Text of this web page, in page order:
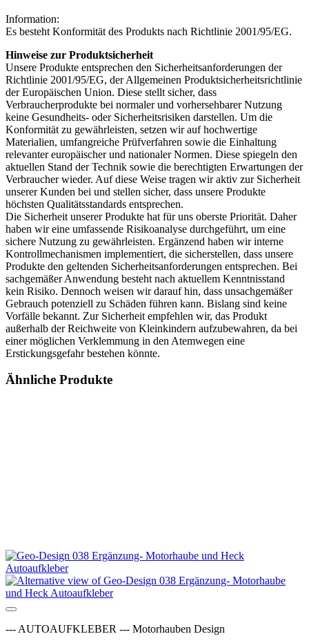
Information:
Es besteht Konformität des Produkts nach Richtlinie 2001/95/EG.
Hinweise zur Produktsicherheit
Unsere Produkte entsprechen den Sicherheitsanforderungen der
Richtlinie 2001/95/EG, der Allgemeinen Produktsicherheitsrichtlinie
der Europäischen Union. Diese stellt sicher, dass
Verbraucherprodukte bei normaler und vorhersehbarer Nutzung
keine Gesundheits- oder Sicherheitsrisiken darstellen. Um die
Konformität zu gewährleisten, setzen wir auf hochwertige
Materialien, umfangreiche Prüfverfahren sowie die Einhaltung
relevanter europäischer und nationaler Normen. Diese spiegeln den
aktuellen Stand der Technik sowie die berechtigten Erwartungen der
Verbraucher wieder. Auf diese Weise tragen wir aktiv zur Sicherheit
unserer Kunden bei und stellen sicher, dass unsere Produkte
höchsten Qualitätsstandards entsprechen.
Die Sicherheit unserer Produkte hat für uns oberste Priorität. Daher
haben wir eine umfassende Risikoanalyse durchgeführt, um eine
sichere Nutzung zu gewährleisten. Ergänzend haben wir interne
Kontrollmechanismen implementiert, die sicherstellen, dass unsere
Produkte den geltenden Sicherheitsanforderungen entsprechen. Bei
sachgemäßer Anwendung besteht nach aktuellem Kenntnisstand
kein Risiko. Dennoch weisen wir darauf hin, dass unsachgemäßer
Gebrauch potenziell zu Schäden führen kann. Bislang sind keine
Vorfälle bekannt. Zur Sicherheit empfehlen wir, das Produkt
außerhalb der Reichweite von Kleinkindern aufzubewahren, da bei
einer möglichen Verklemmung in den Atemwegen eine
Erstickungsgefahr bestehen könnte.
Ähnliche Produkte
--- AUTOAUFKLEBER --- Motorhauben Design